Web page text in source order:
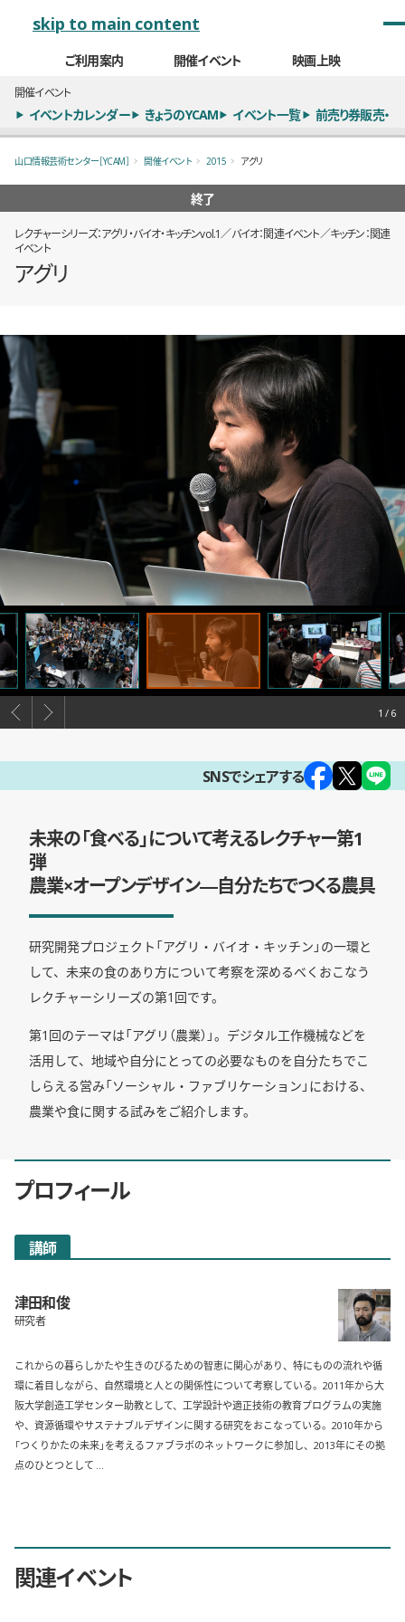
skip to main content
ご利用案内 開催イベント 映画上映
開催イベント
イベントカレンダー きょうのYCAM イベント一覧 前売り券販売・
山口情報芸術センター［YCAM］ 開催イベント 2015 アグリ
終了
レクチャーシリーズ：アグリ・バイオ・キッチンvol.1／バイオ：関連イベント／キッチン：関連
イベント
アグリ
概要
全6枚のうち、1枚目のスライド
1
SNSでシェアする
未来の「食べる」について考えるレクチャー第1
弾
農業×オープンデザイン―自分たちでつくる農具
研究開発プロジェクト「アグリ・バイオ・キッチン」の一環と
して、未来の食のあり方について考察を深めるべくおこなう
レクチャーシリーズの第1回です。
第1回のテーマは「アグリ（農業）」。デジタル工作機械などを
活用して、地域や自分にとっての必要なものを自分たちでこ
しらえる営み「ソーシャル・ファブリケーション」における、
農業や食に関する試みをご紹介します。
プロフィール
講師
津田和俊
研究者
これからの暮らしかたや生きのびるための智恵に関心があり、特にものの流れや循
環に着目しながら、自然環境と人との関係性について考察している。2011年から大
阪大学創造工学センター助教として、工学設計や適正技術の教育プログラムの実施
や、資源循環やサステナブルデザインに関する研究をおこなっている。2010年から
「つくりかたの未来」を考えるファブラボのネットワークに参加し、2013年にその拠
点のひとつとして ...
関連イベント